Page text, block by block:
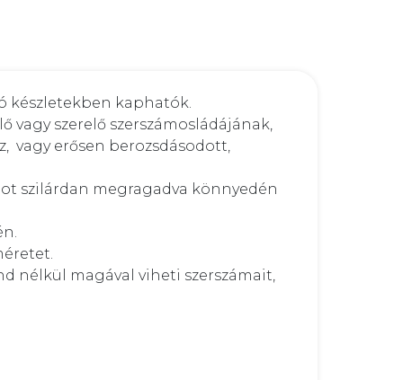
készletekben kaphatók.
szerelő szerszámosládájának,
vagy erősen berozsdásodott,
szilárdan megragadva könnyedén
nélkül magával viheti szerszámait,